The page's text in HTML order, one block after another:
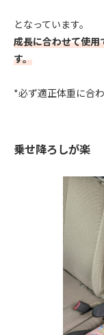
となっています。
成長に合わせて使用
す。
*必ず適正体重に合
乗せ降ろしが楽